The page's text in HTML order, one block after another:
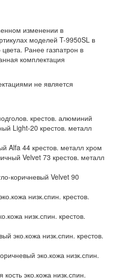
изменении в
моделей T-9950SL в
Ранее газпатрон в
комплектация
не является
крестов. алюминий
Light-20 крестов. металл
Alfa 44 крестов. металл хром
Velvet 73 крестов. металл
коричневый Velvet 90
низк.спин. крестов.
низк.спин. крестов.
эко.кожа низк.спин. крестов.
эко.кожа низк.спин.
эко.кожа низк.спин.